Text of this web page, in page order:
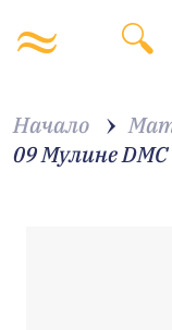
Начало
09 Мулине DMC